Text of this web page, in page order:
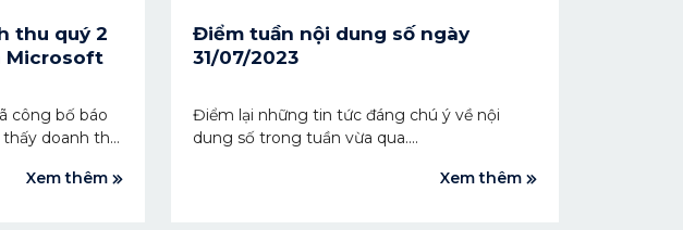
thu quý 2
Microsoft
công bố báo
thấy doanh thu
Xem thêm
Điểm tuần nội dung số ngày
31/07/2023
Điểm lại những tin tức đáng chú ý về nội
dung số trong tuần vừa qua.
Xem thêm